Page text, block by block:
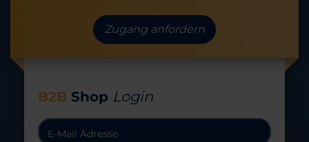
Zugang anfordern
B2B Shop Login